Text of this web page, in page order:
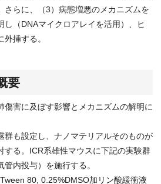
さらに、（3）病態増悪のメカニズムを
し（DNAマイクロアレイを活用）、ヒ
挿する。
要
傷害に及ぼす影響とメカニズムの解明に
も設定し、ナノマテリアルそのものが
する。ICR系雄性マウスに下記の実験群
内投与）を施行する。
80, 0.25%DMSO加リン酸緩衝液